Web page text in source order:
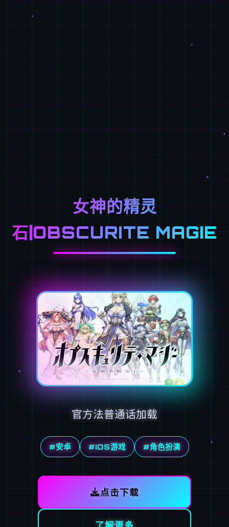
女神的精灵
石|OBSCURITE MAGIE
官方法普通话加载
#安卓 #IOS游戏 #角色扮演
点击下载
了解更多